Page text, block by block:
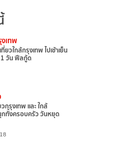
เทพ
วใกล้กรุงเทพ ไปเช้าเย็น
วัน ฟีลกู้ด
กรุงเทพ และ ใกล้
กทั้งครอบครัว วันหยุด
18